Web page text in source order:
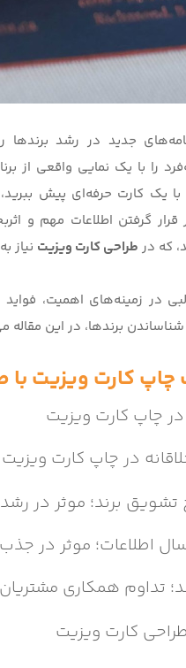
جدید در رشد
را با یک نمایی واقعی از
را با یک کارت حرفه‌ای پیش
گرفتن اطلاعات مهم و
که در طراحی کارت ویزیت نیاز
در زمینه‌های اهمیت،
برندها، در این مقاله
کارت ویزیت با
چاپ کارت ویزیت
در چاپ کارت ویزیت
برند؛ موثر در
اطلاعات؛ موثر در
تداوم همکاری مشتریان
کارت ویزیت